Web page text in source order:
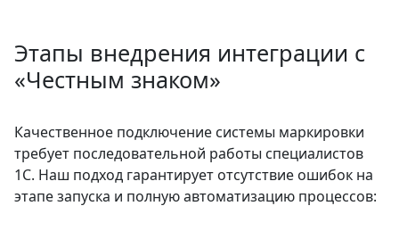
Этапы внедрения интеграции с
«Честным знаком»
Качественное подключение системы маркировки
требует последовательной работы специалистов
1С. Наш подход гарантирует отсутствие ошибок на
этапе запуска и полную автоматизацию процессов: